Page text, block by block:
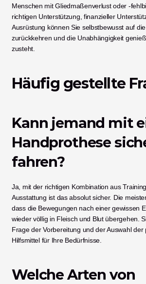
Menschen mit Gliedmaßenverlust oder -
richtigen Unterstützung, finanzieller
Ausrüstung können Sie selbstbewusst auf
zurückkehren und die Unabhängigkeit
zusteht.
Häufig gestellte
Kann jemand mit
Handprothese
fahren?
Ja, mit der richtigen Kombination aus
Ausstattung ist das absolut sicher. Die
dass die Bewegungen nach einer gewissen
wieder völlig in Fleisch und Blut übergehen.
Frage der Vorbereitung und der Auswahl der
Hilfsmittel für Ihre Bedürfnisse.
Welche Arten von